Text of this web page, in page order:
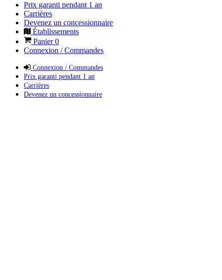
Prix garanti pendant 1 an
Carrières
Devenez un concessionnaire
Établissements
Panier0
Connexion / Commandes
Connexion / Commandes
Prix garanti pendant 1 an
Carrières
Devenez un concessionnaire